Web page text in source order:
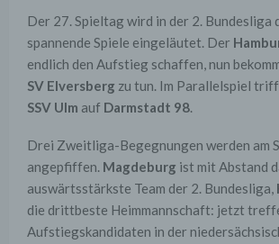
Der 27. Spieltag wird in der 2. Bundesliga
spannende Spiele eingeläutet. Der
endlich den Aufstieg schaffen, nun
SV Elversberg zu tun. Im Parallelspiel
SSV Ulm auf Darmstadt 98.
Drei Zweitliga-Begegnungen werden am
angepfiffen. Magdeburg ist mit Abstand
auswärtsstärkste Team der 2. Bundesliga,
die drittbeste Heimmannschaft: jetzt
Aufstiegskandidaten in der